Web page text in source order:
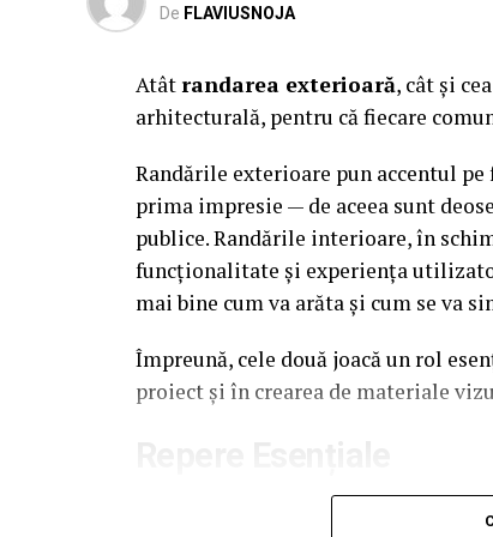
De FLAVIUSNOJA
Atâtrandarea exterioară, cât și cea
arhitecturală, pentru că fiecare
Randările exterioare pun accentul
prima impresie — de aceea sunt
publice. Randările interioare, în
funcționalitate și experiența
mai bine cum va arăta și cum se va
Împreună, cele două joacă un rol
proiect și în crearea de materiale
Randările exterioare arată forma